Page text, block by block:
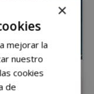
⭐
×
mejorar la
nuestro
cookies
de